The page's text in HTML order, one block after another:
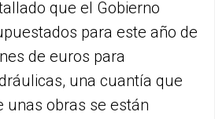
que el Gobierno
para este año de
de euros para
una cuantía que
unas obras se están